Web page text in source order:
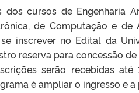
dos cursos de Engenharia
de Computação e de
inscrever no Edital da
reserva para concessão
serão recebidas
é ampliar o ingresso e a